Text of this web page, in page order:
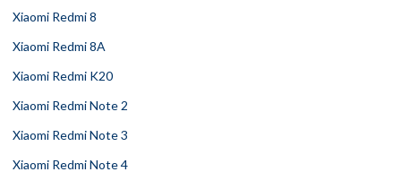
Xiaomi Redmi 8
Xiaomi Redmi 8A
Xiaomi Redmi K20
Xiaomi Redmi Note 2
Xiaomi Redmi Note 3
Xiaomi Redmi Note 4